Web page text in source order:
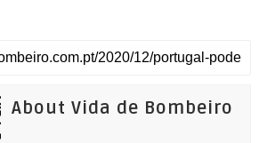
About Vida de Bombeiro